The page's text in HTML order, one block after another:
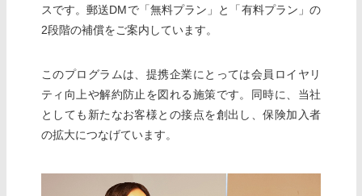
スです。郵送DMで「無料プラン」と「有料プラン」の
2段階の補償をご案内しています。
このプログラムは、提携企業にとっては会員ロイヤリ
ティ向上や解約防止を図れる施策です。同時に、当社
としても新たなお客様との接点を創出し、保険加入者
の拡大につなげています。